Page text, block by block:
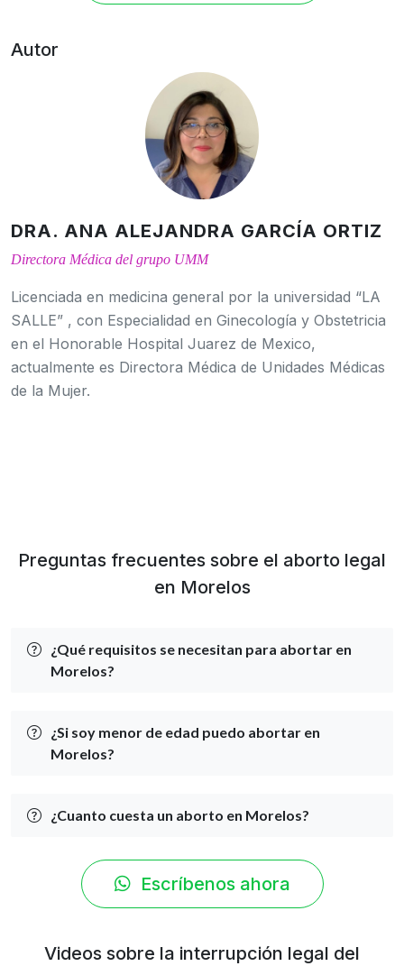
Autor
DRA. ANA ALEJANDRA GARCÍA ORTIZ
Directora Médica del grupo UMM
Licenciada en medicina general por la universidad “LA
SALLE” , con Especialidad en Ginecología y Obstetricia
en el Honorable Hospital Juarez de Mexico,
actualmente es Directora Médica de Unidades Médicas
de la Mujer.
Preguntas frecuentes sobre el aborto legal
en Morelos
¿Qué requisitos se necesitan para abortar en
Morelos?
¿Si soy menor de edad puedo abortar en
Morelos?
¿Cuanto cuesta un aborto en Morelos?
Escríbenos ahora
Videos sobre la interrupción legal del